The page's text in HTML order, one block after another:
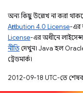
অন্য কিছু উল্লেখ না করা
Attribution 4.0 License-এর
License-এর অধীনে
নীতিদেখুন। Java হল Oracle
ট্রেডমার্ক।
2012-09-18 UTC-তে